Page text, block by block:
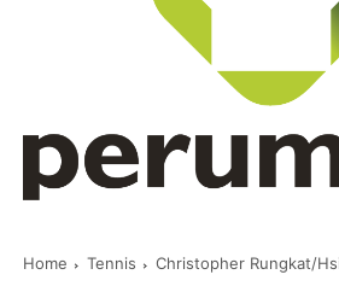
Home Tennis Christopher Rungkat/Hsieh Cheng